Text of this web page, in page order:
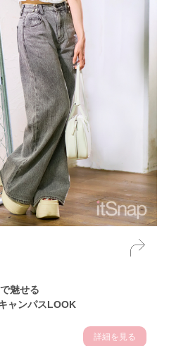
魅せる
ャンパスLOOK
詳細を見る